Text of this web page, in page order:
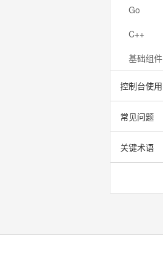
Go
C++
基础组件
控制台使用
常见问题
关键术语